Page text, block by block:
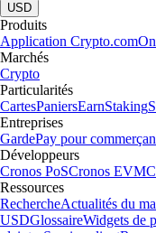
USD
Produits
Application Crypto.com
Marchés
Crypto
Particularités
CartesPaniersEarnStaking
Entreprises
GardePay pour
Développeurs
Cronos PoSCronos EVM
Ressources
RechercheActualités du
USDGlossaireWidgets de